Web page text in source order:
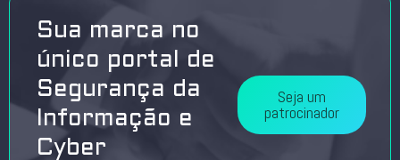
Sua marca no
único portal de
Segurança da
Informação e
Cyber
Seja um
patrocinador